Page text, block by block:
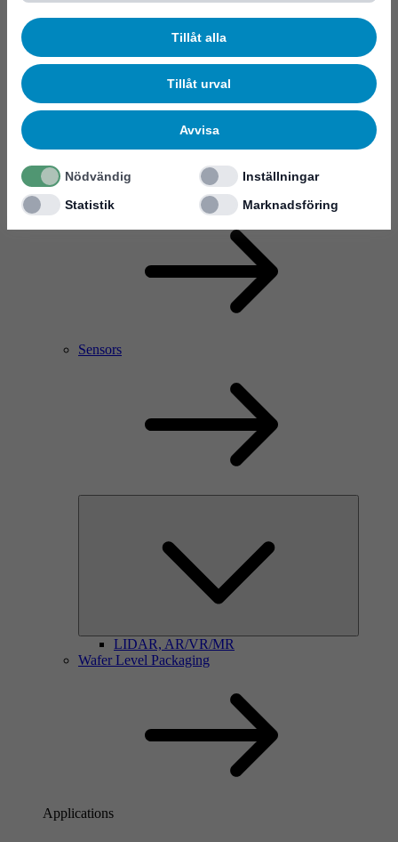
Tillåt alla
Tillåt urval
Avvisa
Nödvändig
Inställningar
Statistik
Marknadsföring
RF Power Amplifier & Microwave Device
Sensors
LIDAR, AR/VR/MR
Wafer Level Packaging
Applications